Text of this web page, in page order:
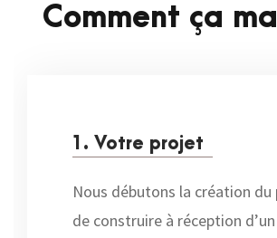
Comment ça
1. Votre projet
Nous débutons la création du
de construire à réception d’un